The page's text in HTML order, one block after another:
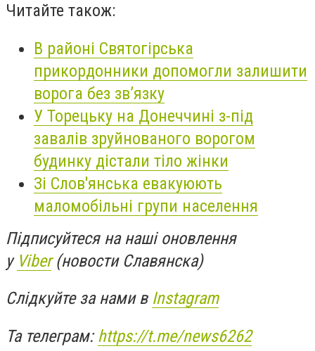
Читайте також:
В районі Святогірська
прикордонники допомогли залишити
ворога без зв’язку
У Торецьку на Донеччині з-під
завалів зруйнованого ворогом
будинку дістали тіло жінки
Зі Слов'янська евакуюють
маломобільні групи населення
Підписуйтеся на наші оновлення
у Viber(новости Славянска)
Слідкуйте за нами в Instagram
Та телеграм:https://t.me/news6262